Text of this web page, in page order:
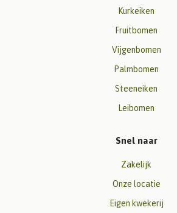
Kurkeiken
Fruitbomen
Vijgenbomen
Palmbomen
Steeneiken
Leibomen
Snel naar
Zakelijk
Onze locatie
Eigen kwekerij